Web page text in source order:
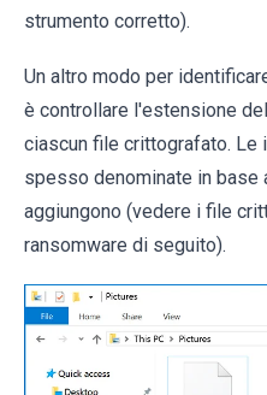
strumento corretto).
Un altro modo per
è controllare l'estensione
ciascun file crittografato. Le
spesso denominate in base
aggiungono (vedere i file
ransomware di seguito).